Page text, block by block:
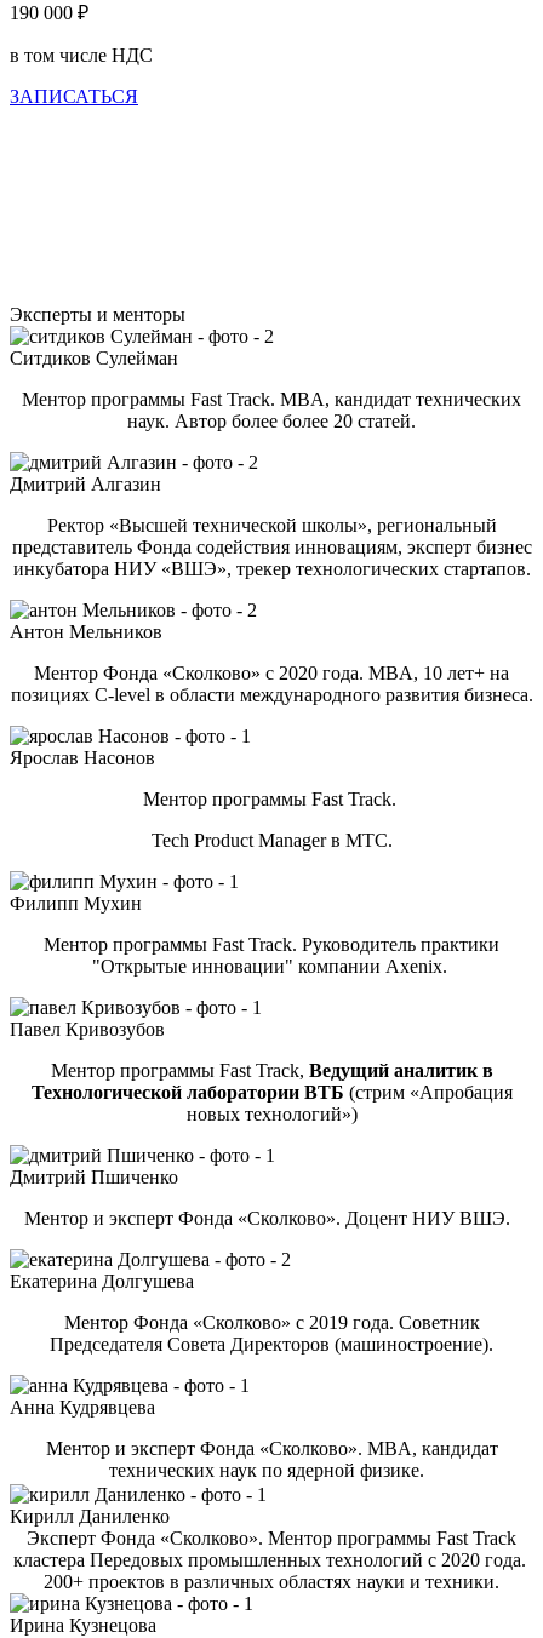
190 000 ₽
в том числе НДС
ЗАПИСАТЬСЯ
Эксперты и менторы
Ситдиков Сулейман
Ментор программы Fast Track. MBA, кандидат технических
наук. Автор более более 20 статей.
Дмитрий Алгазин
Ректор «Высшей технической школы», региональный
представитель Фонда содействия инновациям, эксперт бизнес
инкубатора НИУ «ВШЭ», трекер технологических стартапов.
Антон Мельников
Ментор Фонда «Сколково» с 2020 года. MBA, 10 лет+ на
позициях C-level в области международного развития бизнеса.
Ярослав Насонов
Ментор программы Fast Track.
Tech Product Manager в МТС.
Филипп Мухин
Ментор программы Fast Track. Руководитель практики
"Открытые инновации" компании Axenix.
Павел Кривозубов
Ментор программы Fast Track, Ведущий аналитик в
Технологической лаборатории ВТБ (стрим «Апробация
новых технологий»)
Дмитрий Пшиченко
Ментор и эксперт Фонда «Сколково». Доцент НИУ ВШЭ.
Екатерина Долгушева
Ментор Фонда «Сколково» c 2019 года. Советник
Председателя Совета Директоров (машиностроение).
Анна Кудрявцева
Ментор и эксперт Фонда «Сколково». MBA, кандидат
технических наук по ядерной физике.
Кирилл Даниленко
Эксперт Фонда «Сколково». Ментор программы Fast Track
кластера Передовых промышленных технологий с 2020 года.
200+ проектов в различных областях науки и техники.
Ирина Кузнецова